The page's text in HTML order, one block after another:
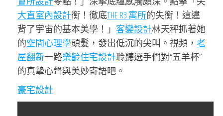
大直室內設計衡！徹底THE R3 寓所的失衡！這違
背了宇宙的基本美學！」 客變設計林天秤抓著她
的空間心理學頭髮，發出低沉的尖叫。視頻， 老
屋翻新一路樂齡住宅設計聆聽選手們對“五羊杯”
的真摯心聲與美妙寄語吧。
豪宅設計